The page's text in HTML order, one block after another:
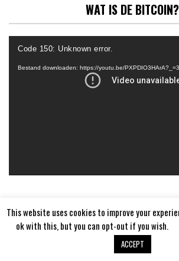
WAT IS DE BITCOIN?
Videospeler
Code 150: Unknown error.
Bestand downloaden: https://youtu.be/PXPDIO3HArA?_=3
Aangedreven door
This website uses cookies to improve your
ok with this, but you can opt-out if you wish.
ACCEPT